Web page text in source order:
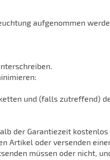
aufgenommen
und (falls zutreffend)
der Garantiezeit kostenlos
Artikel oder versenden
müssen oder nicht,